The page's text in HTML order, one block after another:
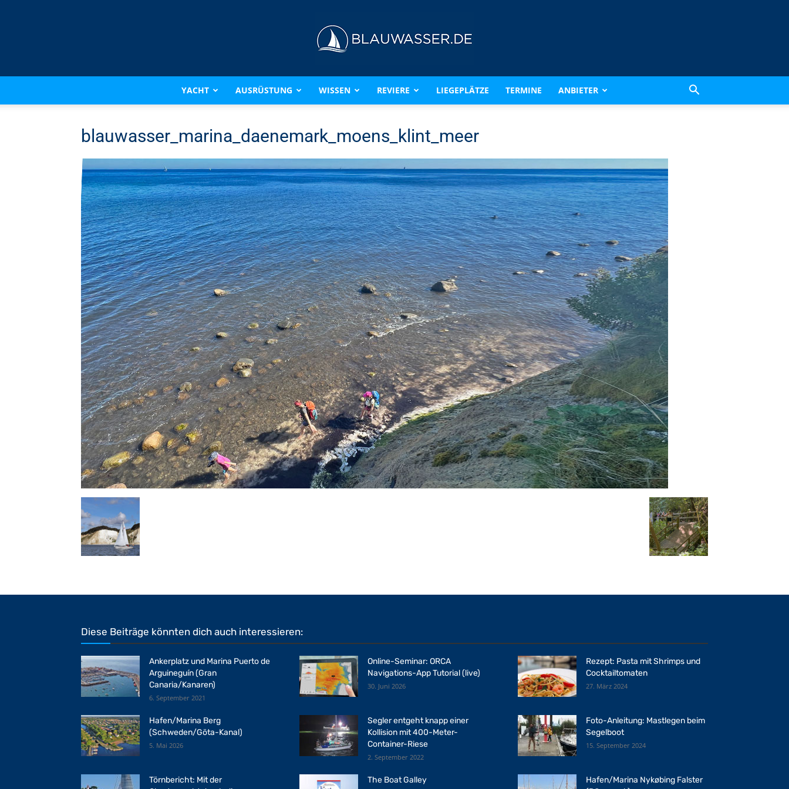
BLAUWASSER.DE
YACHT AUSRÜSTUNG WISSEN REVIERE LIEGEPLÄTZE TERMINE ANBIETER
blauwasser_marina_daenemark_moens_klint_meer
Diese Beiträge könnten dich auch interessieren:
Ankerplatz und Marina Puerto de
Arguineguín (Gran
Canaria/Kanaren)
6. September 2021
Online-Seminar: ORCA
Navigations-App Tutorial (live)
30. Juni 2026
Rezept: Pasta mit Shrimps und
Cocktailtomaten
27. März 2024
Hafen/Marina Berg
(Schweden/Göta-Kanal)
5. Mai 2026
Segler entgeht knapp einer
Kollision mit 400-Meter-
Container-Riese
2. September 2022
Foto-Anleitung: Mastlegen beim
Segelboot
15. September 2024
Törnbericht: Mit der
The Boat Galley
Hafen/Marina Nykøbing Falster